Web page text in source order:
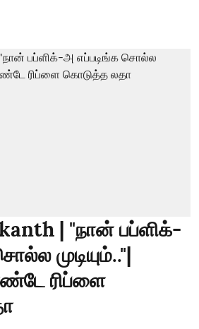
| "நான் பப்ளிக்-
முடியும்.."|
ரிப்ளை